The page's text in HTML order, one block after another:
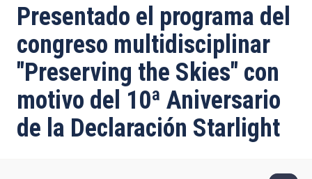
de
ayuda
a
la
navegación
Presentado el programa del
congreso multidisciplinar
"Preserving the Skies" con
motivo del 10ª Aniversario
de la Declaración Starlight